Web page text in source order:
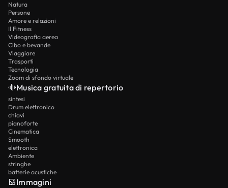
Natura
Persone
Amore e relazioni
Il Fitness
Videografia aerea
Cibo e bevande
Viaggiare
Trasporti
Tecnologia
Zoom di sfondo virtuale
Musica gratuita di repertorio
sintesi
Drum elettronico
chiavi
pianoforte
Cinematica
Smooth
elettronica
Ambiente
stringhe
batterie acustiche
Immagini